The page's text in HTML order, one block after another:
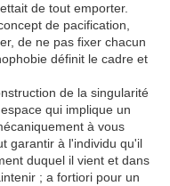
de tout emporter.
de pacification,
de ne pas fixer chacun
définit le cadre et
de la singularité
qui implique un
à vous
garantir à l'individu qu'il
duquel il vient et dans
; a fortiori pour un